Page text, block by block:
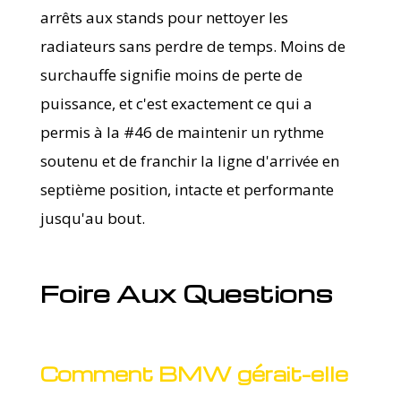
arrêts aux stands pour nettoyer les
radiateurs sans perdre de temps. Moins de
surchauffe signifie moins de perte de
puissance, et c'est exactement ce qui a
permis à la #46 de maintenir un rythme
soutenu et de franchir la ligne d'arrivée en
septième position, intacte et performante
jusqu'au bout.
Foire Aux Questions
Comment BMW gérait-elle